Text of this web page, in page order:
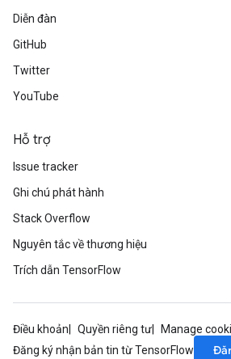
Diễn đàn
GitHub
Twitter
YouTube
Hỗ trợ
Issue tracker
Ghi chú phát hành
Stack Overflow
Nguyên tắc về thương hiệu
Trích dẫn TensorFlow
Điều khoản Quyền riêng tư
Manage
Đăng ký nhận bản tin từ TensorFlow